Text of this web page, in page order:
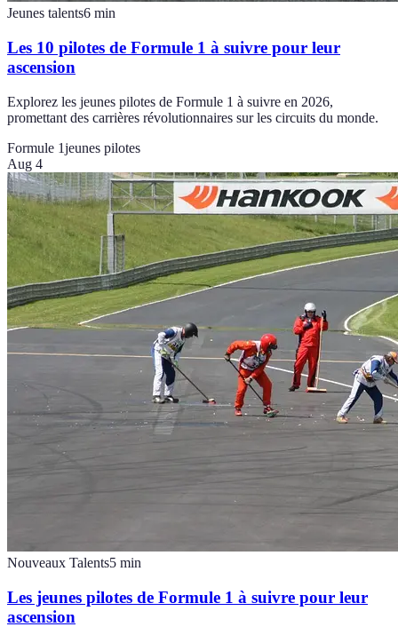
Jeunes talents6 min
Les 10 pilotes de Formule 1 à suivre pour leur
ascension
Explorez les jeunes pilotes de Formule 1 à suivre en 2026,
promettant des carrières révolutionnaires sur les circuits du monde.
Formule 1jeunes pilotes
Aug 4
Nouveaux Talents5 min
Les jeunes pilotes de Formule 1 à suivre pour leur
ascension